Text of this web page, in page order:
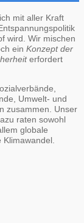
mit aller Kraft
wird. Wir mischen
ein Konzept der
erfordert
Umwelt- und
zusammen. Unser
raten sowohl
globale
Klimawandel.